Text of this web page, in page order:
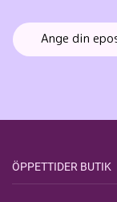
ÖPPETTIDER BUTIK